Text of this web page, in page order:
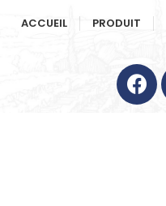
ACCUEIL PRODUIT